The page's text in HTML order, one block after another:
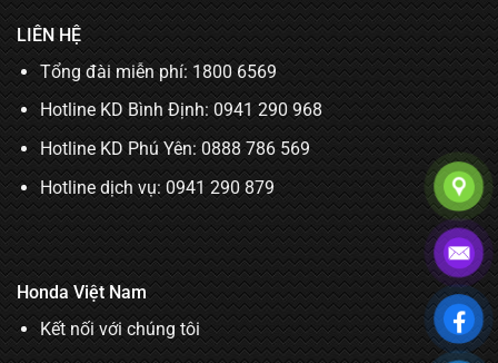
LIÊN HỆ
Tổng đài miễn phí: 1800 6569
Hotline KD Bình Định:0941 290 968
Hotline KD Phú Yên:0888 786 569
Hotline dịch vụ: 0941 290 879
Honda Việt Nam
Kết nối với chúng tôi